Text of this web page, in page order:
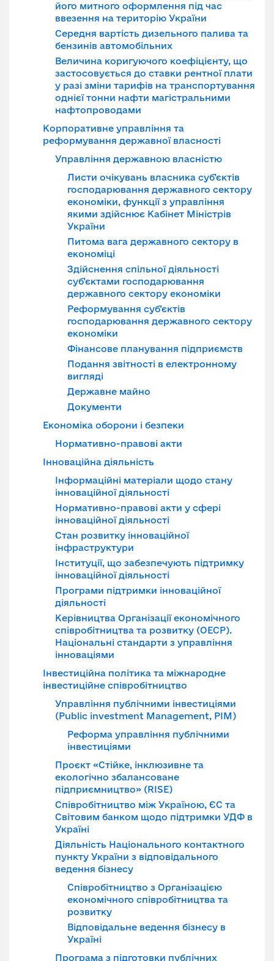
його митного оформлення під час
ввезення на територію України
Середня вартість дизельного палива та
бензинів автомобільних
Величина коригуючого коефіцієнту, що
застосовується до ставки рентної плати
у разі зміни тарифів на транспортування
однієї тонни нафти магістральними
нафтопроводами
Корпоративне управління та
реформування державної власності
Управління державною власністю
Листи очікувань власника суб’єктів
господарювання державного сектору
економіки, функції з управління
якими здійснює Кабінет Міністрів
України
Питома вага державного сектору в
економіці
Здійснення спільної діяльності
суб’єктами господарювання
державного сектору економіки
Реформування суб’єктів
господарювання державного сектору
економіки
Фінансове планування підприємств
Подання звітності в електронному
вигляді
Державне майно
Документи
Економіка оборони і безпеки
Нормативно-правові акти
Інноваційна діяльність
Інформаційні матеріали щодо стану
інноваційної діяльності
Нормативно-правові акти у сфері
інноваційної діяльності
Стан розвитку інноваційної
інфраструктури
Інституції, що забезпечують підтримку
інноваційної діяльності
Програми підтримки інноваційної
діяльності
Керівництва Організації економічного
співробітництва та розвитку (ОЕСР).
Національні стандарти з управління
інноваціями
Інвестиційна політика та міжнародне
інвестиційне співробітництво
Управління публічними інвестиціями
(Public investment Management, РІМ)
Реформа управління публічними
інвестиціями
Проєкт «Стійке, інклюзивне та
екологічно збалансоване
підприємництво» (RISE)
Співробітництво між Україною, ЄС та
Світовим банком щодо підтримки УДФ в
Україні
Діяльність Національного контактного
пункту України з відповідального
ведення бізнесу
Співробітництво з Організацією
економічного співробітництва та
розвитку
Відповідальне ведення бізнесу в
Україні
Програма з підготовки публічних